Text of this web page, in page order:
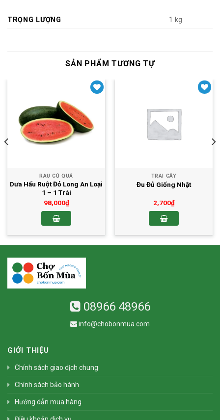
TRỌNG LƯỢNG 1 kg
SẢN PHẨM TƯƠNG TỰ
RAU CỦ QUẢ
Dưa Hấu Ruột Đỏ Long An Loại
1 – 1 Trái
98,000₫
TRAI CÂY
Đu Đủ Giống Nhật
2,700₫
08966 48966
info@chobonmua.com
GIỚI THIỆU
Chính sách giao dịch chung
Chính sách bảo hành
Hướng dẫn mua hàng